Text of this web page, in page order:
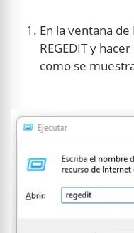
En la ventana
REGEDIT y
como se